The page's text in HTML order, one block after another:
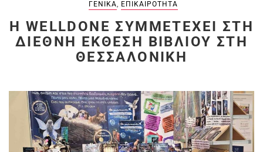
ΓΕΝΙΚΆ, ΕΠΙΚΑΙΡΌΤΗΤΑ
Η WELLDONE ΣΥΜΜΕΤΈΧΕΙ ΣΤΗ
ΔΙΕΘΝΉ ΈΚΘΕΣΗ ΒΙΒΛΊΟΥ ΣΤΗ
ΘΕΣΣΑΛΟΝΊΚΗ